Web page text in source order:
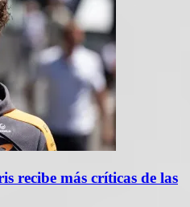
recibe más críticas de las